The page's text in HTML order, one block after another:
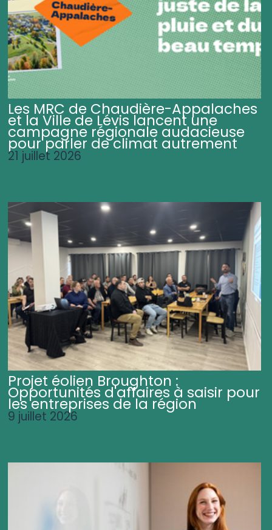
Les MRC de Chaudière-Appalaches
et la Ville de Lévis lancent une
campagne régionale audacieuse
pour parler de climat autrement
21 juillet 2026
Projet éolien Broughton :
Opportunités d'affaires à saisir pour
les entreprises de la région
9 juillet 2026